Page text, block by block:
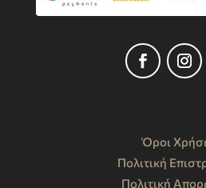
Όροι
Πολιτική
Πολιτική